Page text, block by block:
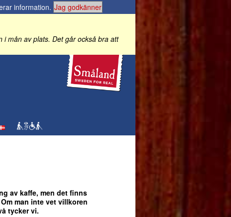
information. Jag godkänner
i mån av plats. Det går också bra att
av kaffe, men det finns
man inte vet villkoren
tycker vi.